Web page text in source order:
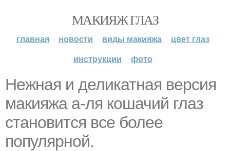
МАКИЯЖ ГЛАЗ
главная новости виды макияжа
цвет глаз
инструкции
фото
Нежная и деликатная версия
макияжа а-ля кошачий глаз
становится все более
популярной.